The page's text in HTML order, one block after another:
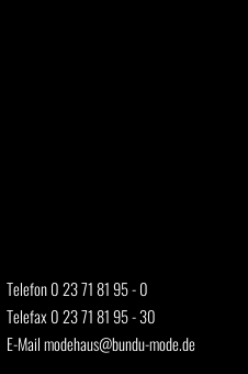
Telefon 0 23 71 81 95 - 0
Telefax 0 23 71 81 95 - 30
E-Mailmodehaus@bundu-mode.de